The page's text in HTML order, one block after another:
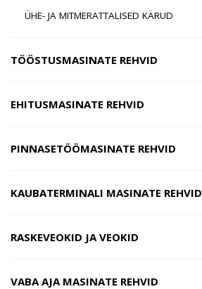
ÜHE- JA MITMERATTALISED KÄRUD
TÖÖSTUSMASINATE REHVID
EHITUSMASINATE REHVID
PINNASETÖÖMASINATE REHVID
KAUBATERMINALI MASINATE REHVID
RASKEVEOKID JA VEOKID
VABA AJA MASINATE REHVID